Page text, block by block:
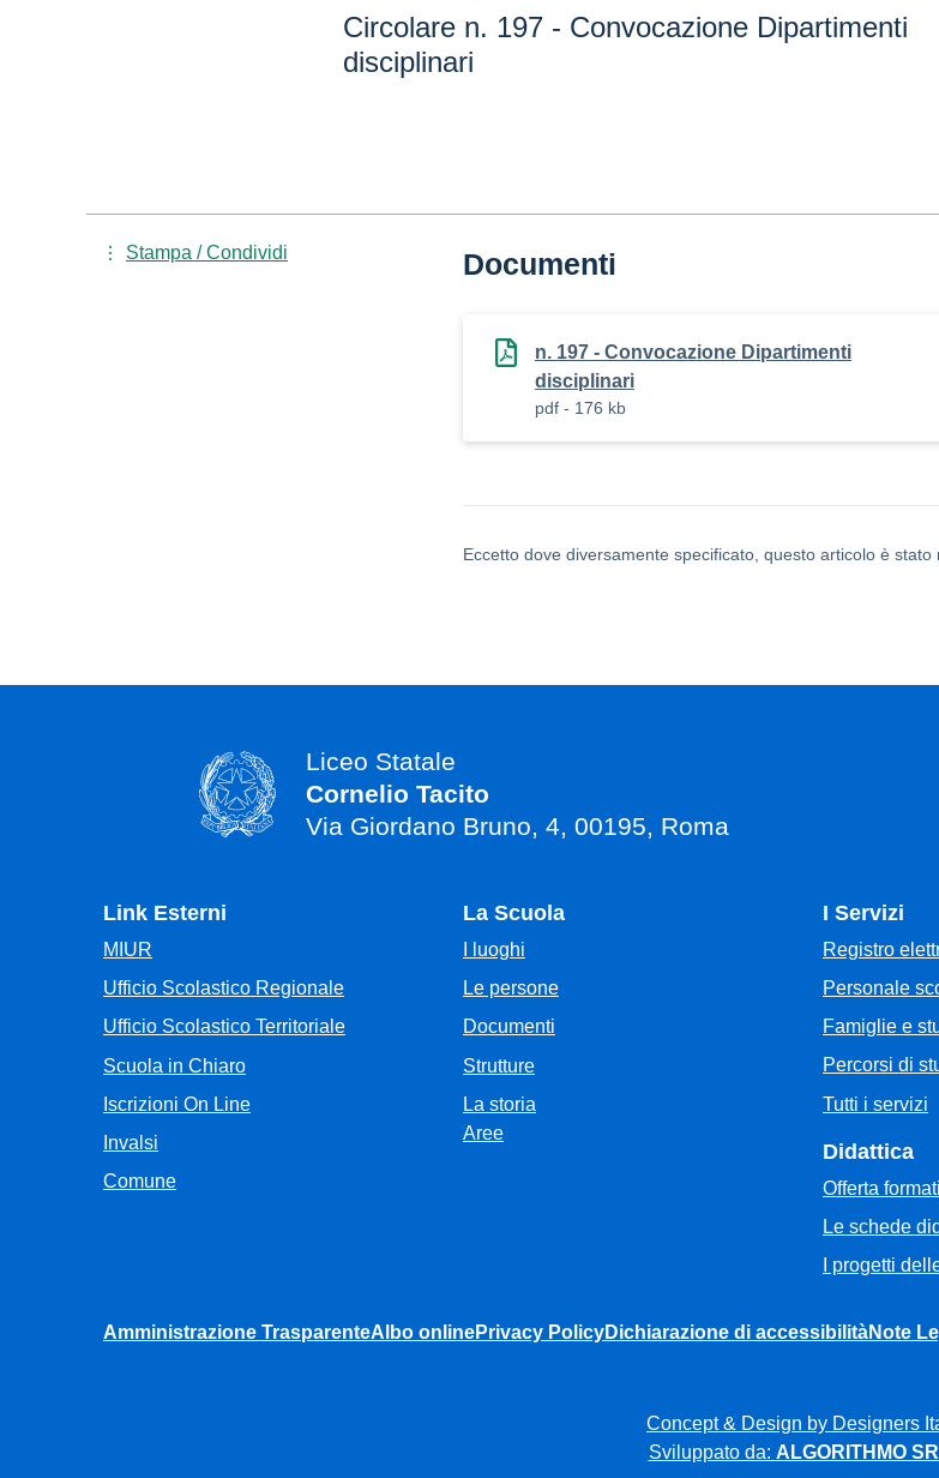
Circolare n. 197 - Convocazione Dipartimenti
disciplinari
Documenti
n. 197 - Convocazione Dipartimenti
disciplinari
pdf - 176 kb
Eccetto dove diversamente specificato, questo articolo è
Stampa / Condividi
Liceo Statale
Cornelio Tacito
Via Giordano Bruno, 4, 00195, Roma
Link Esterni
MIUR
Ufficio Scolastico Regionale
Ufficio Scolastico Territoriale
Scuola in Chiaro
Iscrizioni On Line
Invalsi
Comune
La Scuola
I luoghi
Le persone
Documenti
Strutture
La storia
Aree
I Servizi
Registro
Personale
Famiglie e
Percorsi di
Tutti i servizi
Didattica
Offerta
Le schede
I progetti
Amministrazione TrasparenteAlbo onlinePrivacy PolicyDichiarazione di accessibilitàNote
Concept & Design by Designers
Sviluppato da: ALGORITHMO